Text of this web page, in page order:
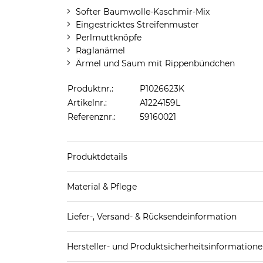
Softer Baumwolle-Kaschmir-Mix
Eingestricktes Streifenmuster
Perlmuttknöpfe
Raglanämel
Ärmel und Saum mit Rippenbündchen
Produktnr.:
P1026623K
Artikelnr.:
A1224159L
Referenznr.:
59160021
Produktdetails
Material & Pflege
Liefer-, Versand- & Rücksendeinformation
Hersteller- und